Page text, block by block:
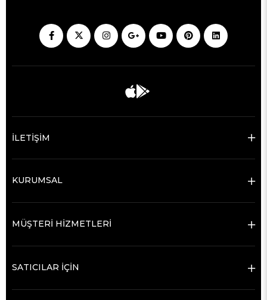
İLETİŞİM
KURUMSAL
MÜŞTERİ HİZMETLERİ
SATICILAR İÇİN